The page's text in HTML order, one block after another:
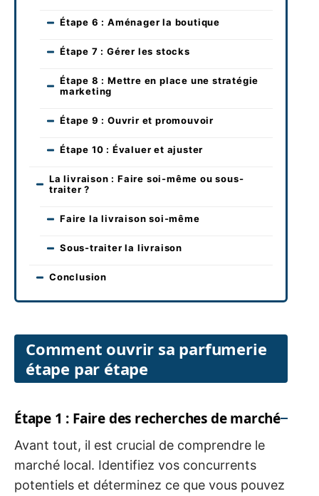
Étape 6 : Aménager la boutique
Étape 7 : Gérer les stocks
Étape 8 : Mettre en place une stratégie
marketing
Étape 9 : Ouvrir et promouvoir
Étape 10 : Évaluer et ajuster
La livraison : Faire soi-même ou sous-
traiter ?
Faire la livraison soi-même
Sous-traiter la livraison
Conclusion
Comment ouvrir sa parfumerie
étape par étape
Étape 1 : Faire des recherches de marché
Avant tout, il est crucial de comprendre le
marché local. Identifiez vos concurrents
potentiels et déterminez ce que vous pouvez